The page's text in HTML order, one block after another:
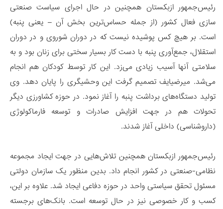
رئیس‌جمهور ازبکستان همچنین در حال اجرای سیاست صنعتی
سازی فعال کشور (از جمله حساس‌ترین بخش آن – یعنی پنبه)
است. بر هیچ کس پوشیده نیست که در دوران شوروی و در دوران
استقلال، جمع‌آوری پنبه با دست کار بسیار سختی برای زنان بود و به
سلامتی آنها آسیب زیادی می‌زد. این کار توسط کودکان هم انجام
می‌شد. میرضیایف تصمیم گرفت این وحشیگری را پایان دهد. وی
تولید دستگاه‌های برداشت پنبه را آغاز نمود. در حوزه کشاورزی دیگر
تحولات هم در جهت افزایش صادرات و توسعه فارماکولوژی
(داروشناسی) داخلی آغاز شدند.
رئیس‌جمهور ازبکستان همچنین تلاش‌هایی در جهت ایجاد مجموعه
نظامی-صنعتی در کشور انجام داد. بدین منظور یک سازمان دولتی
مسئول تحقق سیاستی واحد در حوزه دفاعی ایجاد شد. علاوه بر این،
کسب و کار خصوصی نیز در حال توسعه است. بانک‌های برجسته